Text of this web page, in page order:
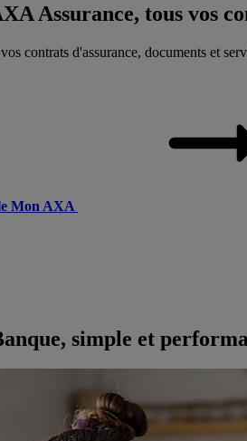
Assurance, tous vos
contrats d'assurance, documents et
Mon AXA
simple et